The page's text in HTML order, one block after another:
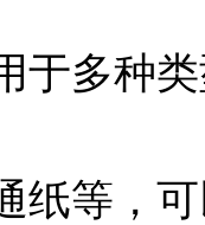
于多种
纸等，